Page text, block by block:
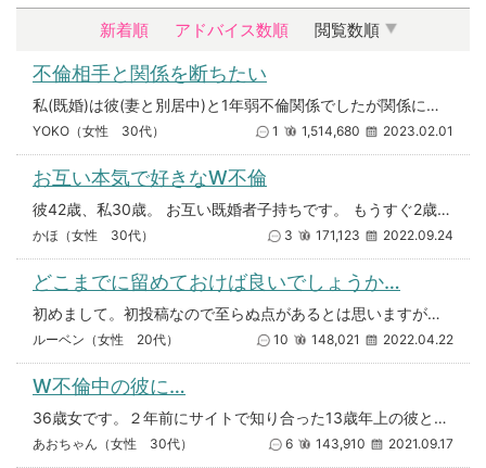
新着順 アドバイス数順 閲覧数順
不倫相手と関係を断ちたい
私(既婚)は彼(妻と別居中)と1年弱不倫関係でしたが関係に疲れ、私から別れを切り出しました。 彼が納得出来ず、｢関係を築
YOKO（女性 30代） 1 1,514,680 2023.02.01
お互い本気で好きなW不倫
彼42歳、私30歳。 お互い既婚者子持ちです。 もうすぐ2歳の小さな子供への罪悪感から断ち切るべきか迷っています。
かほ（女性 30代） 3 171,123 2022.09.24
どこまでに留めておけば良いでしょうか…
初めまして。初投稿なので至らぬ点があるとは思いますが、アドバイス頂ければ幸いです。 パート先のエリアマネージャーを好き
ルーベン（女性 20代） 10 148,021 2022.04.22
W不倫中の彼に…
36歳女です。２年前にサイトで知り合った13歳年上の彼とW不倫中です。メールはほぼ毎日し、１ヶ月に2回程会っていますが、
あおちゃん（女性 30代） 6 143,910 2021.09.17